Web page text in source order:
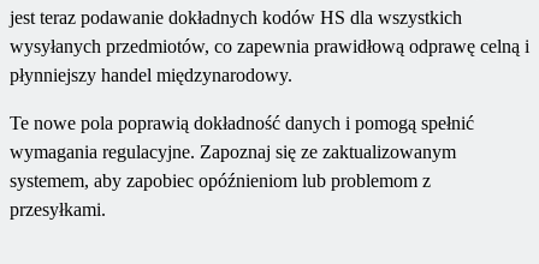
jest teraz podawanie dokładnych kodów HS dla wszystkich
wysyłanych przedmiotów, co zapewnia prawidłową odprawę celną i
płynniejszy handel międzynarodowy.
Te nowe pola poprawią dokładność danych i pomogą spełnić
wymagania regulacyjne. Zapoznaj się ze zaktualizowanym
systemem, aby zapobiec opóźnieniom lub problemom z
przesyłkami.